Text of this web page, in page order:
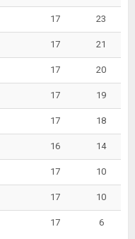
17 23
17 21
17 20
17 19
17 18
16 14
17 10
17 10
17 6